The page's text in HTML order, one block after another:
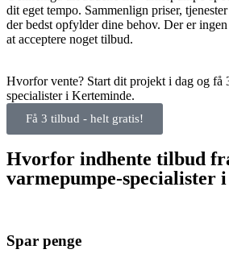
dit eget tempo. Sammenlign priser,
der bedst opfylder dine behov. Der er
at acceptere noget tilbud.
Hvorfor vente? Start dit projekt i dag og få
specialister i Kerteminde.
Få 3 tilbud - helt gratis!
Hvorfor indhente tilbud
varmepumpe-specialister
Spar penge